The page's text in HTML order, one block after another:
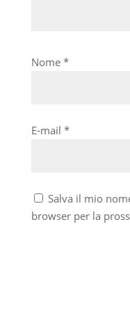
Nome *
E-mail *
Salva il mio
browser per la